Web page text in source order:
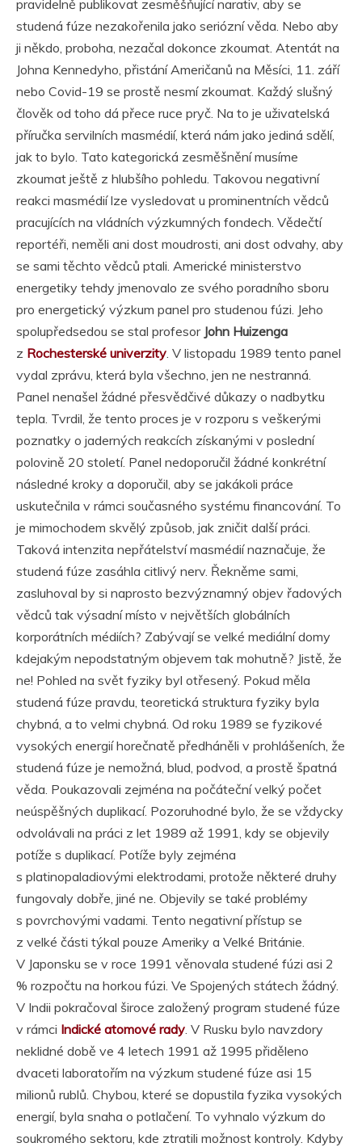
pravidelně publikovat zesměšňující narativ, aby se
studená fúze nezakořenila jako seriózní věda. Nebo aby
ji někdo, proboha, nezačal dokonce zkoumat. Atentát na
Johna Kennedyho, přistání Američanů na Měsíci, 11. září
nebo Covid-19 se prostě nesmí zkoumat. Každý slušný
člověk od toho dá přece ruce pryč. Na to je uživatelská
příručka servilních masmédií, která nám jako jediná sdělí,
jak to bylo. Tato kategorická zesměšnění musíme
zkoumat ještě z hlubšího pohledu. Takovou negativní
reakci masmédií lze vysledovat u prominentních vědců
pracujících na vládních výzkumných fondech. Vědečtí
reportéři, neměli ani dost moudrosti, ani dost odvahy, aby
se sami těchto vědců ptali. Americké ministerstvo
energetiky tehdy jmenovalo ze svého poradního sboru
pro energetický výzkum panel pro studenou fúzi. Jeho
spolupředsedou se stal profesor John Huizenga
z Rochesterské univerzity . V listopadu 1989 tento panel
vydal zprávu, která byla všechno, jen ne nestranná.
Panel nenašel žádné přesvědčivé důkazy o nadbytku
tepla. Tvrdil, že tento proces je v rozporu s veškerými
poznatky o jaderných reakcích získanými v poslední
polovině 20 století. Panel nedoporučil žádné konkrétní
následné kroky a doporučil, aby se jakákoli práce
uskutečnila v rámci současného systému financování. To
je mimochodem skvělý způsob, jak zničit další práci.
Taková intenzita nepřátelství masmédií naznačuje, že
studená fúze zasáhla citlivý nerv. Řekněme sami,
zasluhoval by si naprosto bezvýznamný objev řadových
vědců tak výsadní místo v největších globálních
korporátních médiích? Zabývají se velké mediální domy
kdejakým nepodstatným objevem tak mohutně? Jistě, že
ne! Pohled na svět fyziky byl otřesený. Pokud měla
studená fúze pravdu, teoretická struktura fyziky byla
chybná, a to velmi chybná. Od roku 1989 se fyzikové
vysokých energií horečnatě předháněli v prohlášeních, že
studená fúze je nemožná, blud, podvod, a prostě špatná
věda. Poukazovali zejména na počáteční velký počet
neúspěšných duplikací. Pozoruhodné bylo, že se vždycky
odvolávali na práci z let 1989 až 1991, kdy se objevily
potíže s duplikací. Potíže byly zejména
s platinopaladiovými elektrodami, protože některé druhy
fungovaly dobře, jiné ne. Objevily se také problémy
s povrchovými vadami. Tento negativní přístup se
z velké části týkal pouze Ameriky a Velké Británie.
V Japonsku se v roce 1991 věnovala studené fúzi asi 2
% rozpočtu na horkou fúzi. Ve Spojených státech žádný.
V Indii pokračoval široce založený program studené fúze
v rámci Indické atomové rady . V Rusku bylo navzdory
neklidné době ve 4 letech 1991 až 1995 přiděleno
dvaceti laboratořím na výzkum studené fúze asi 15
milionů rublů. Chybou, které se dopustila fyzika vysokých
energií, byla snaha o potlačení. To vyhnalo výzkum do
soukromého sektoru, kde ztratili možnost kontroly. Kdyby